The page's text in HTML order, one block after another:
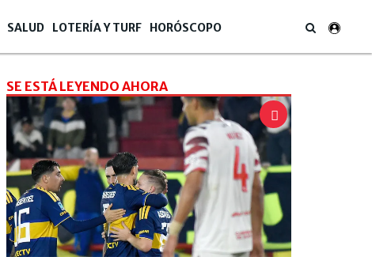
SALUD LOTERÍA Y TURF HORÓSCOPO
SE ESTÁ LEYENDO AHORA